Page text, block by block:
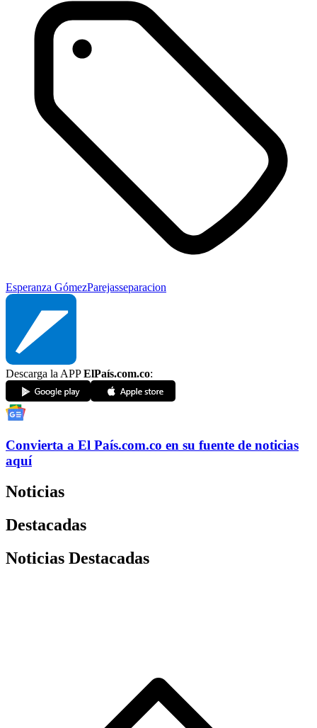
Esperanza GómezParejasseparacion
Descarga la APPElPaís.com.co:
Convierta a El País.com.co en su fuente de noticias
aquí
Noticias
Destacadas
Noticias Destacadas